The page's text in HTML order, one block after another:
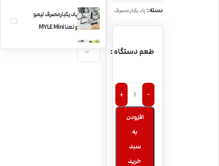
دسته: پاد یکبار مصرف
طعم دستگاه
-
+
افزودن
به
سبد
خرید
MYLE Mini Iced
Quadberry
پاد یکبارمصرف لیمو
و نعنا MYLE Mini
Lemon Mint
پاد یکبارمصرف نعنا